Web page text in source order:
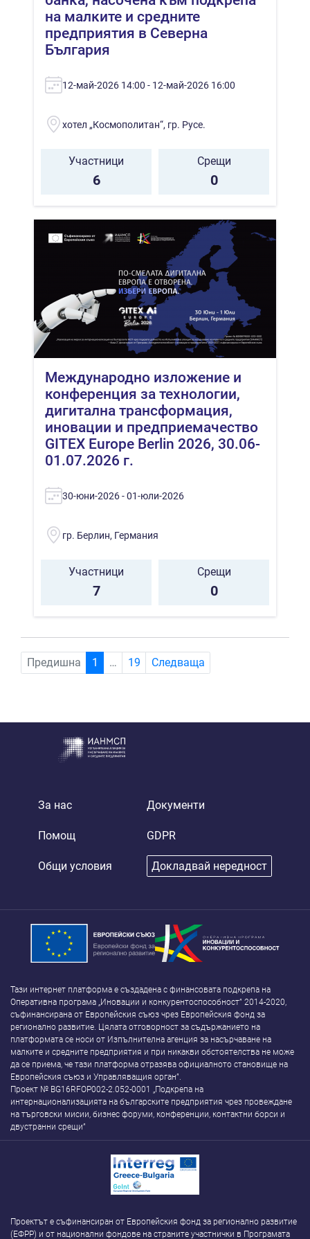
на малките и средните
предприятия в Северна
България
12-май-2026 14:00 - 12-май-2026 16:00
хотел „Космополитан“, гр. Русе.
Участници
6
Срещи
0
Международно изложение и
конференция за технологии,
дигитална трансформация,
иновации и предприемачество
GITEX Europe Berlin 2026, 30.06-
01.07.2026 г.
30-юни-2026 - 01-юли-2026
гр. Берлин, Германия
Участници
7
Срещи
0
Предишна 1 (current)
… 19 Следваща
За нас
Помощ
Общи условия
Документи
GDPR
Докладвай нередност
Тази интернет платформа е създадена с финансовата подкрепа на
Оперативна програма „Иновации и конкурентоспособност” 2014-2020,
съфинансирана от Европейския съюз чрез Европейския фонд за
регионално развитие. Цялата отговорност за съдържанието на
платформата се носи от Изпълнителна агенция за насърчаване на
малките и средните предприятия и при никакви обстоятелства не може
да се приема, че тази платформа отразява официалното становище на
Европейския съюз и Управляващия орган”.
Проект № BG16RFOP002-2.052-0001 „Подкрепа на
интернационализацията на българските предприятия чрез провеждане
на търговски мисии, бизнес форуми, конференции, контактни борси и
двустранни срещи”
Проектът е съфинансиран от Европейския фонд за регионално развитие
(ЕФРР) и от национални фондове на страните участнички в Програмата